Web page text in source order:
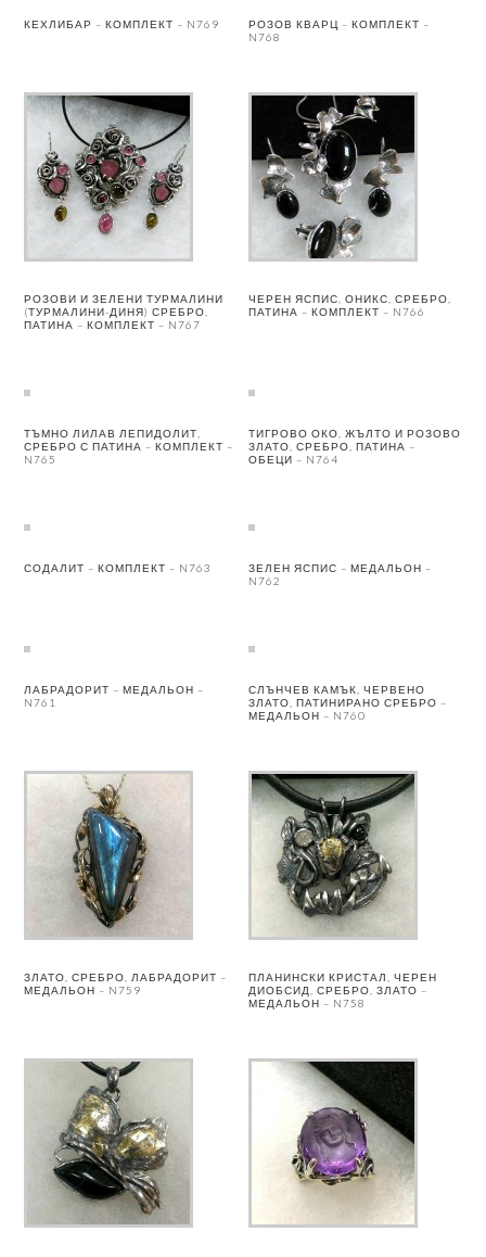
КЕХЛИБАР – КОМПЛЕКТ – N769
РОЗОВ КВАРЦ – КОМПЛЕКТ –
N768
РОЗОВИ И ЗЕЛЕНИ ТУРМАЛИНИ
(ТУРМАЛИНИ-ДИНЯ) СРЕБРО,
ПАТИНА – КОМПЛЕКТ – N767
ЧЕРЕН ЯСПИС, ОНИКС, СРЕБРО,
ПАТИНА – КОМПЛЕКТ – N766
ТЪМНО ЛИЛАВ ЛЕПИДОЛИТ,
СРЕБРО С ПАТИНА – КОМПЛЕКТ –
N765
ТИГРОВО ОКО, ЖЪЛТО И РОЗОВО
ЗЛАТО, СРЕБРО, ПАТИНА –
ОБЕЦИ – N764
СОДАЛИТ – КОМПЛЕКТ – N763
ЗЕЛЕН ЯСПИС – МЕДАЛЬОН –
N762
ЛАБРАДОРИТ – МЕДАЛЬОН –
N761
СЛЪНЧЕВ КАМЪК, ЧЕРВЕНО
ЗЛАТО, ПАТИНИРАНО СРЕБРО –
МЕДАЛЬОН – N760
ЗЛАТО, СРЕБРО, ЛАБРАДОРИТ –
МЕДАЛЬОН – N759
ПЛАНИНСКИ КРИСТАЛ, ЧЕРЕН
ДИОБСИД, СРЕБРО, ЗЛАТО –
МЕДАЛЬОН – N758